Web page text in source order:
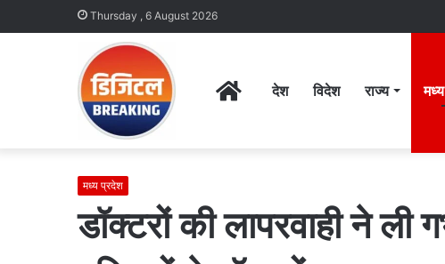
Thursday , 6 August 2026
Homeदेश विदेश राज्य
मध्य प्रदेश
डॉक्टरों की लापरवाही ने ली